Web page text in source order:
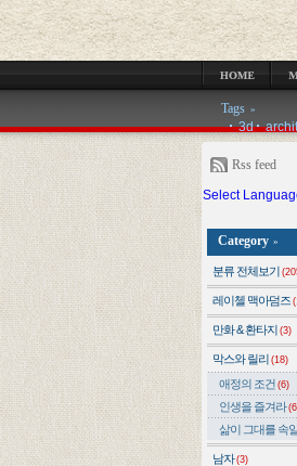
LOCATION LOG
Tags »
3d
Rss feed
Select
Category »
분류 전체보기
레이첼 맥아덤즈
만화 & 환타지 (3)
막스와 릴리 (18)
애정의 조건 (6)
인생을 즐겨라
삶이 그대를 속
남자(3)